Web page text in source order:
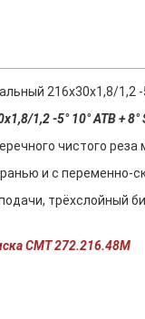
216x30x1,8/1,2 -
1,2 -5° 10° ATB + 8°
чистого
и с переменно-
трёхслойный
СМТ 272.216.48M